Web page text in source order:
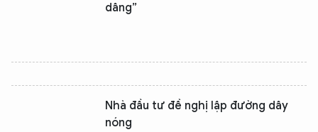
dâng”
Nhà đầu tư đề nghị lập đường dây
nóng